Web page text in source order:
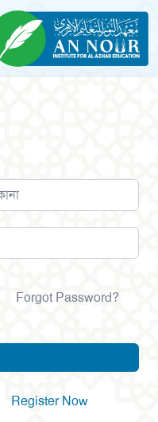
Forgot Password?
Register Now